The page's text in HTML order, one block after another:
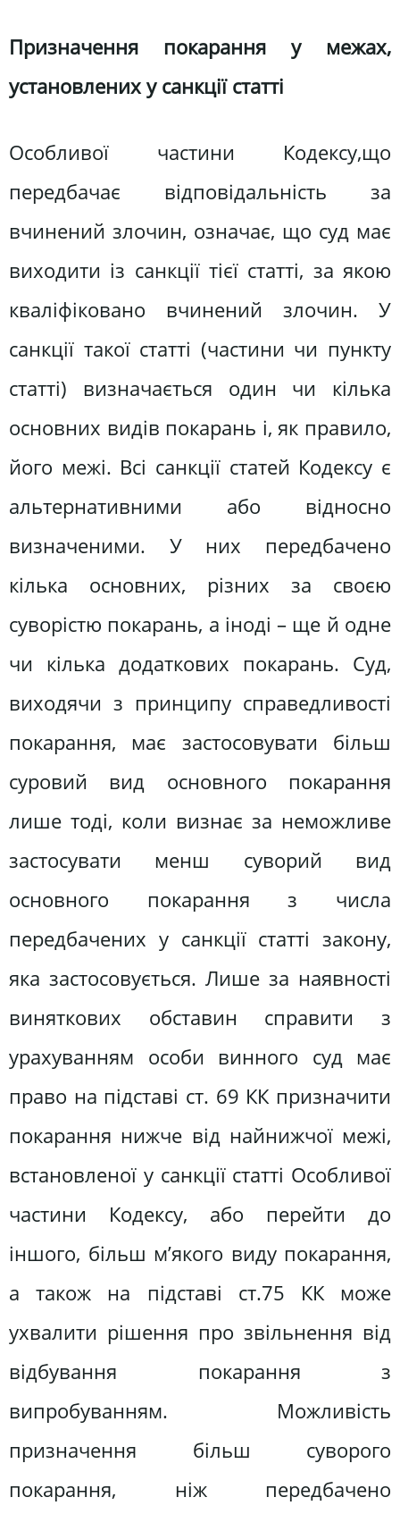
Призначення покарання у межах,
установлених у санкції статті
Особливої частини Кодексу,що
передбачає відповідальність за
вчинений злочин, означає, що суд має
виходити із санкції тієї статті, за якою
кваліфіковано вчинений злочин. У
санкції такої статті (частини чи пункту
статті) визначається один чи кілька
основних видів покарань і, як правило,
його межі. Всі санкції статей Кодексу є
альтернативними або відносно
визначеними. У них передбачено
кілька основних, різних за своєю
суворістю покарань, а іноді – ще й одне
чи кілька додаткових покарань. Суд,
виходячи з принципу справедливості
покарання, має застосовувати більш
суровий вид основного покарання
лише тоді, коли визнає за неможливе
застосувати менш суворий вид
основного покарання з числа
передбачених у санкції статті закону,
яка застосовується. Лише за наявності
виняткових обставин справити з
урахуванням особи винного суд має
право на підставі ст. 69 КК призначити
покарання нижче від найнижчої межі,
встановленої у санкції статті Особливої
частини Кодексу, або перейти до
іншого, більш м’якого виду покарання,
а також на підставі ст.75 КК може
ухвалити рішення про звільнення від
відбування покарання з
випробуванням. Можливість
призначення більш суворого
покарання, ніж передбачено